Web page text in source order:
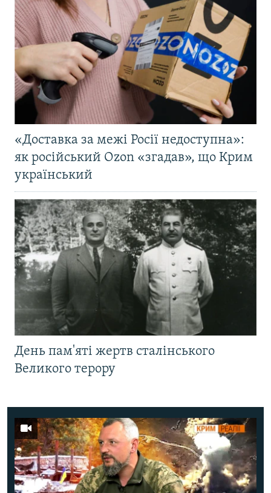
«Доставка за межі Росії недоступна»:
як російський Ozon «згадав», що Крим
український
День пам'яті жертв сталінського
Великого терору